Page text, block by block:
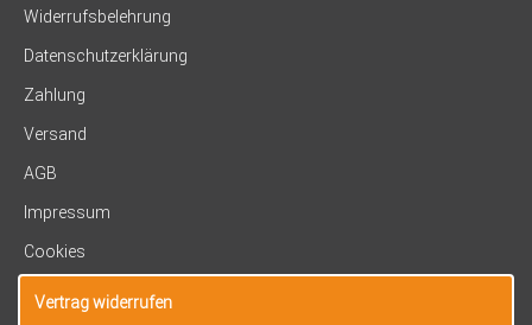
Widerrufsbelehrung
Datenschutzerklärung
Zahlung
Versand
AGB
Impressum
Cookies
Vertrag widerrufen